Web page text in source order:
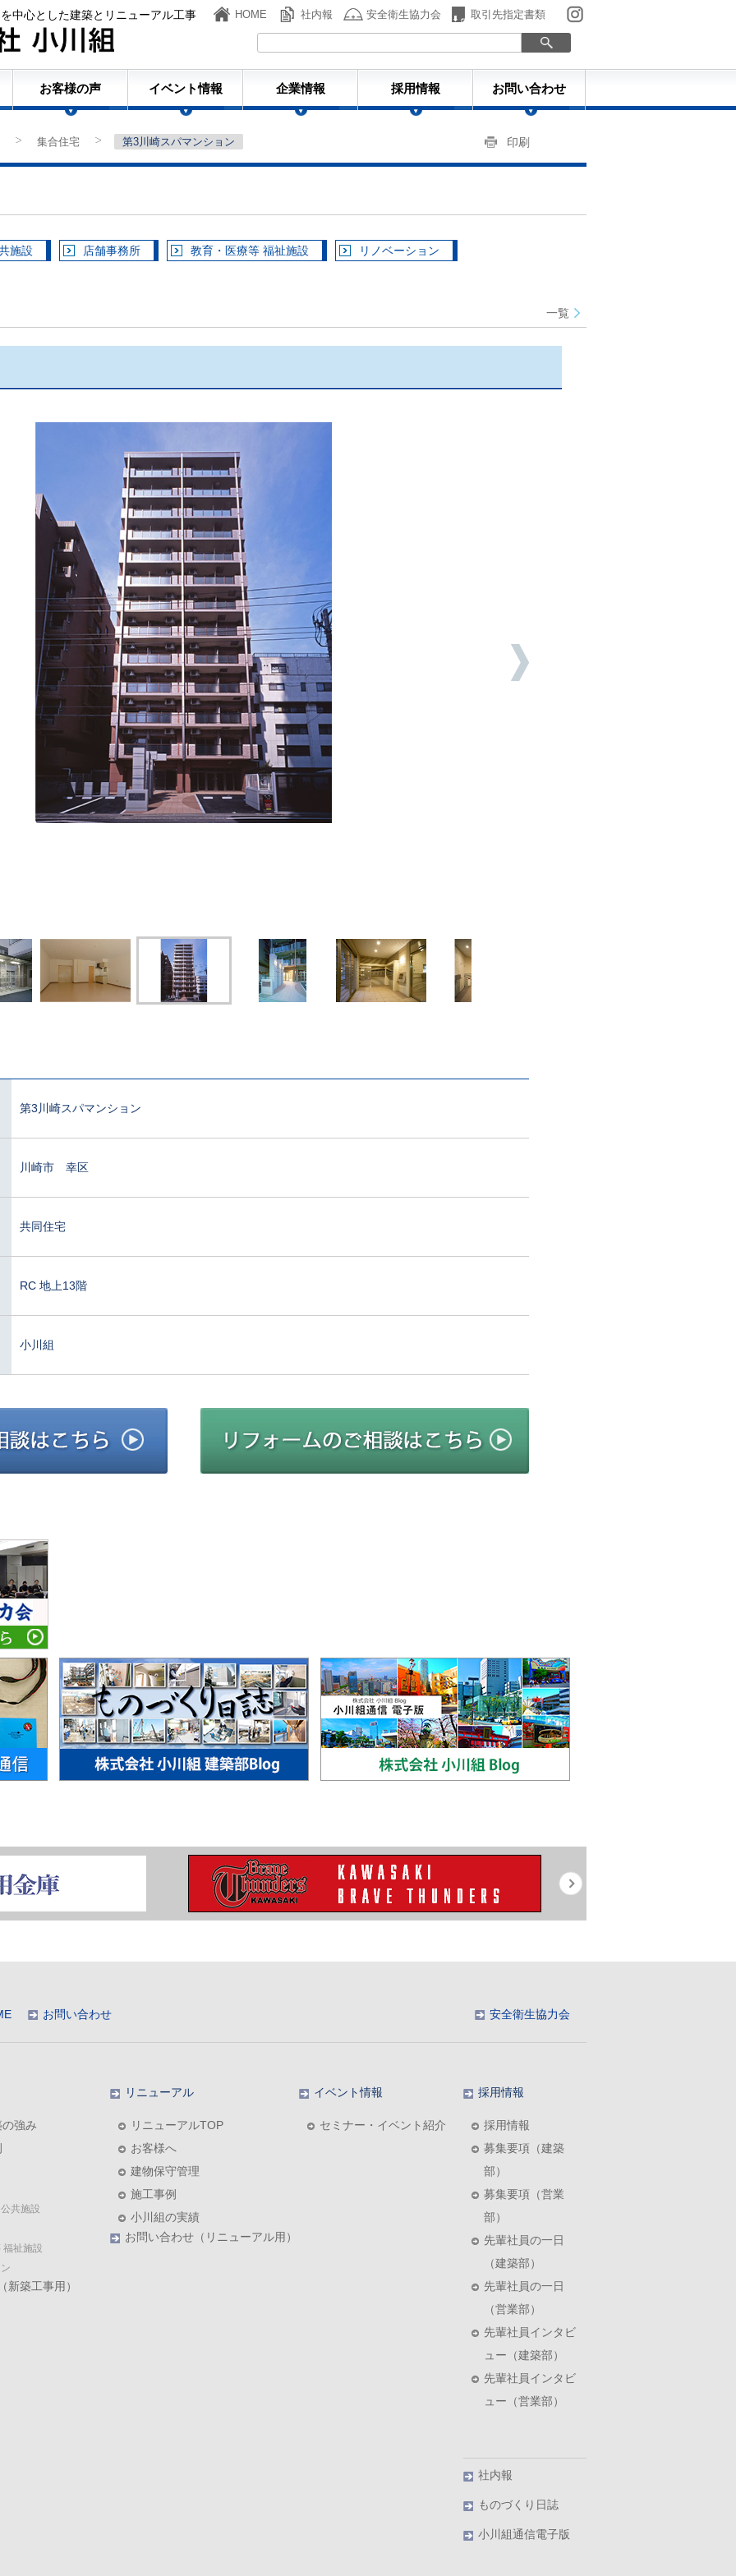
中心とした建築とリニューアル工事
HOME 社内報 安全衛生協力会 取引先指定書類
お客様の声 イベント情報 企業情報 採用情報 お問い合わせ
集合住宅
第3川崎スパマンション 印刷
施設 店舗事務所 教育・医療等 福祉施設 リノベーション
一覧
第3川崎スパマンション
川崎市 幸区
共同住宅
RC 地上13階
小川組
お問い合わせ 安全衛生協力会
強み
共施設
福祉施設
新築工事用）
リニューアル
リニューアルTOP
お客様へ
建物保守管理
施工事例
小川組の実績
お問い合わせ（リニューアル用）
イベント情報
セミナー・イベント紹介
採用情報
採用情報
募集要項（建築
部）
募集要項（営業
部）
先輩社員の一日
（建築部）
先輩社員の一日
（営業部）
先輩社員インタビ
ュー（建築部）
先輩社員インタビ
ュー（営業部）
社内報
ものづくり日誌
小川組通信電子版